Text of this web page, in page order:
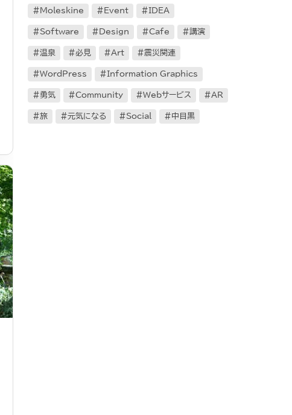
Moleskine Event IDEA
Software Design Cafe 講演
温泉 必見 Art 震災関連
WordPress Information Graphics
勇気 Community Webサービス AR
旅 元気になる Social 中目黒